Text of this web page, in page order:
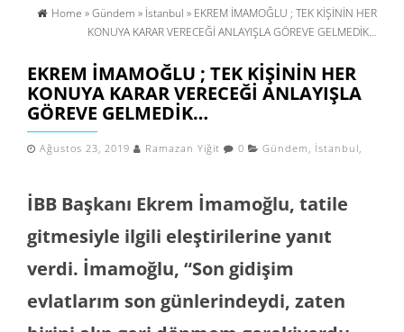
Home »Gündem » İstanbul » EKREM İMAMOĞLU ; TEK KİŞİNİN HER
KONUYA KARAR VERECEĞİ ANLAYIŞLA GÖREVE GELMEDİK…
EKREM İMAMOĞLU ; TEK KİŞİNİN HER
KONUYA KARAR VERECEĞİ ANLAYIŞLA
GÖREVE GELMEDİK…
Ağustos 23, 2019 Ramazan Yiğit 0 Gündem , İstanbul,
İBB Başkanı Ekrem İmamoğlu, tatile
gitmesiyle ilgili eleştirilerine yanıt
verdi. İmamoğlu, “Son gidişim
evlatlarım son günlerindeydi, zaten